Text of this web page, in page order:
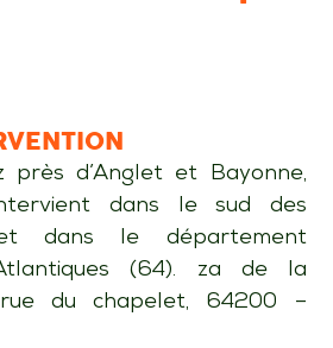
près d’Anglet et Bayonne,
dans le sud des
dans le département
(64). za de la
du chapelet, 64200 –